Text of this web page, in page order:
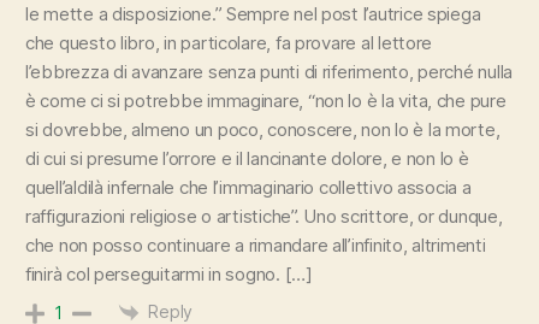
le mette a disposizione.” Sempre nel post l’autrice spiega
che questo libro, in particolare, fa provare al lettore
l’ebbrezza di avanzare senza punti di riferimento, perché nulla
è come ci si potrebbe immaginare, “non lo è la vita, che pure
si dovrebbe, almeno un poco, conoscere, non lo è la morte,
di cui si presume l’orrore e il lancinante dolore, e non lo è
quell’aldilà infernale che l’immaginario collettivo associa a
raffigurazioni religiose o artistiche”. Uno scrittore, or dunque,
che non posso continuare a rimandare all’infinito, altrimenti
finirà col perseguitarmi in sogno. […]
1 Reply